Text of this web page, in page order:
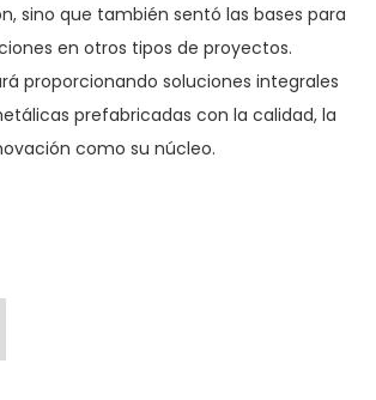
sino que también sentó las bases para
en otros tipos de proyectos.
proporcionando soluciones integrales
prefabricadas con la calidad, la
como su núcleo.